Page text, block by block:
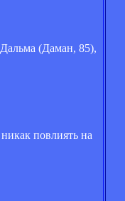
(Даман, 85),
повлиять на